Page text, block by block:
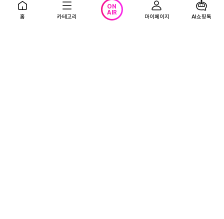
이용약관 개인정보처리방침
청소년보호정책
영상정보처리방침
사업자정보 확인
홈 카테고리
ON
AIR
마이페이지 AI쇼핑톡